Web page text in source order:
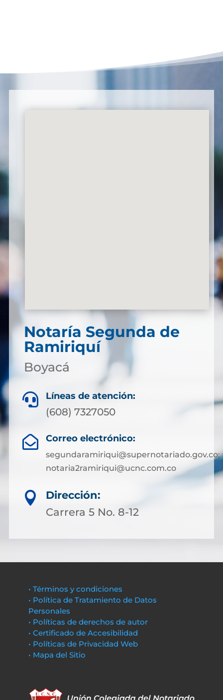
Notaría Segunda de
Ramiriquí
Boyacá
 Líneas de atención:
(608) 7327050
 Correo electrónico:
segundaramiriqui@supernotariado.gov.co;
notaria2ramiriqui@ucnc.com.co

Dirección:
Carrera 5 No. 8-12
• Términos y condiciones
• Política de Tratamiento de Datos
Personales
• Políticas de derechos de autor
• Certificado de Accesibilidad
• Políticas de Privacidad Web
• Mapa del Sitio